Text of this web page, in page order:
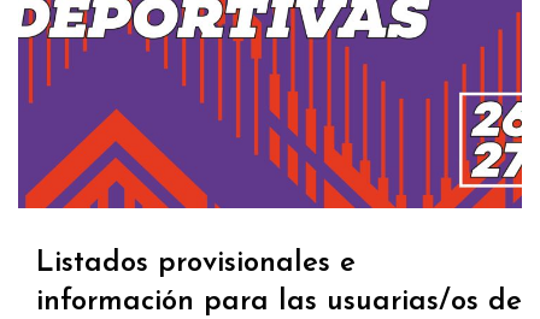
Listados provisionales e
información para las usuarias/os de